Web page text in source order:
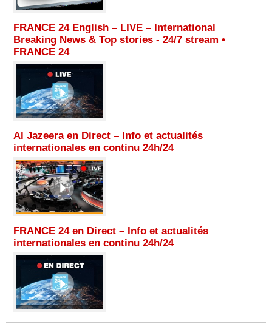
FRANCE 24 English – LIVE – International
Breaking News & Top stories - 24/7 stream •
FRANCE 24
Al Jazeera en Direct – Info et actualités
internationales en continu 24h/24
FRANCE 24 en Direct – Info et actualités
internationales en continu 24h/24